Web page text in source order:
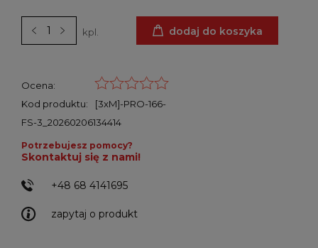
kpl. dodaj do koszyka
Ocena:
Kod produktu:
[3xM]-PRO-166-
FS-3_20260206134414
zapytaj o produkt
Potrzebujesz pomocy?
Skontaktuj się z nami!
+48 68 4141695